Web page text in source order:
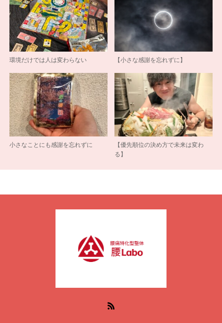
環境だけでは人は変わらない 【小さな感謝を忘れずに】
小さなことにも感謝を忘れずに
【優先順位の決め方で未来は変わ
る】